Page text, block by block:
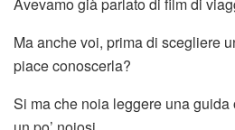
Ma anche voi, prima di scegliere
piace conoscerla?
Si ma che noia leggere una